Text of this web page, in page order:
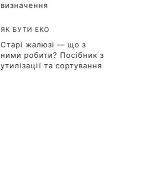
визначення
ЯК БУТИ ЕКО
Старі жалюзі — що з
ними робити? Посібник з
утилізації та сортування